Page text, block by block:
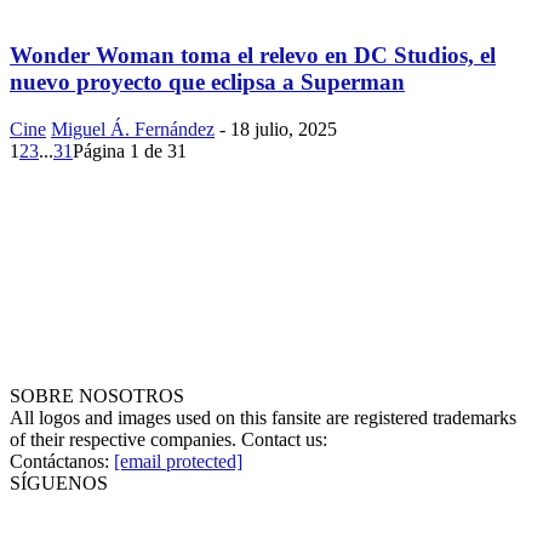
Wonder Woman toma el relevo en DC Studios, el
nuevo proyecto que eclipsa a Superman
Cine Miguel Á. Fernández - 18 julio, 2025
1 23...31Página 1 de 31
SOBRE NOSOTROS
All logos and images used on this fansite are registered trademarks
of their respective companies. Contact us:
Contáctanos: [email protected]
SÍGUENOS